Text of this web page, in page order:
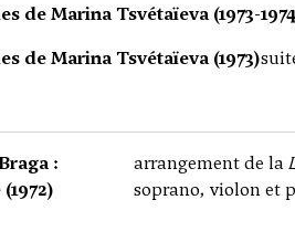
de Marina Tsvétaïeva (1973-
de Marina Tsvétaïeva (1973)
:
arrangement de la
soprano, violon et